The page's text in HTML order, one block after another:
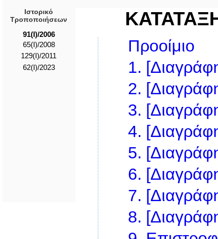
Ιστορικό
Τροποποιήσεων
91(I)/2006
65(I)/2008
129(I)/2011
62(I)/2023
Προοίμιο
1.
2.
3.
4.
5.
6.
7.
8.